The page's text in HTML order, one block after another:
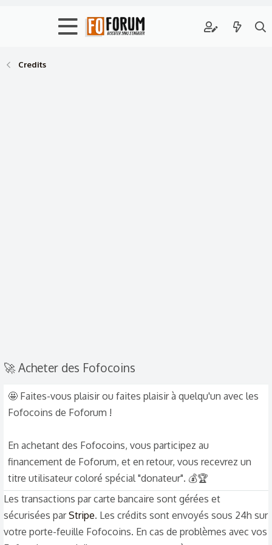
Credits
🚀 Acheter des Fofocoins
🤩 Faites-vous plaisir ou faites plaisir à quelqu'un avec les
Fofocoins de Foforum !
En achetant des Fofocoins, vous participez au
financement de Foforum, et en retour, vous recevrez un
titre utilisateur coloré spécial "donateur". 💰🏆
Les transactions par carte bancaire sont gérées et
sécurisées parStripe. Les crédits sont envoyés sous 24h sur
votre porte-feuille Fofocoins. En cas de problèmes avec vos